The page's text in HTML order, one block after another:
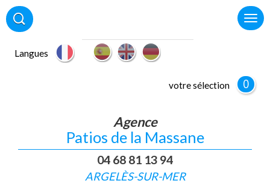
Langues
votre sélection 0
Agence
Patios de la Massane
04 68 81 13 94
ARGELÈS-SUR-MER